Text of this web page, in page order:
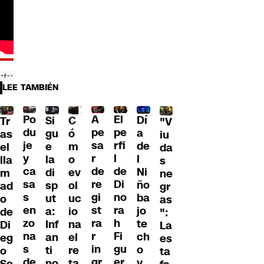
LEE TAMBIÉN
Tr
as
el
lla
m
ad
o
de
Di
eg
o
Po
du
je
y
ca
sa
s
en
zo
na
s
Si
gu
e
la
di
sp
ut
a:
Inf
an
ti
C
ó
m
o
ev
ol
uc
io
na
el
re
A
pe
sa
r
de
re
gi
st
ra
r
in
El
pe
rfi
l
de
Di
no
ra
h
Fi
gu
Dí
a
de
l
Ni
ño
ba
jo
te
ch
o
"V
iu
da
s
ne
gr
as
":
La
es
ta